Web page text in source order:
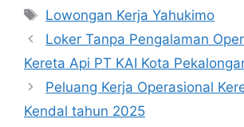
Tags
Lowongan Kerja Yahukimo
Loker Tanpa Pengalaman
Kereta Api PT KAI Kota
Peluang Kerja Operasional
Kendal tahun 2025